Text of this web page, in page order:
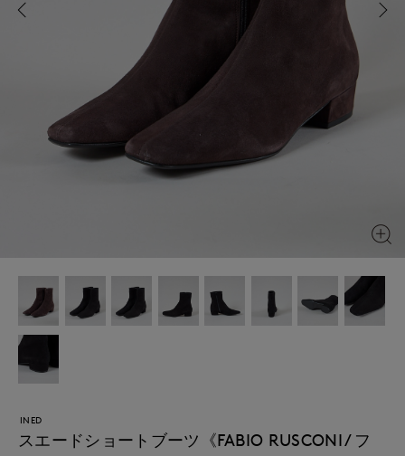
INED
スエードショートブーツ《FABIO RUSCONI / フ